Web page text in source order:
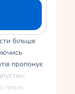
більше
пропонує
пляжі,